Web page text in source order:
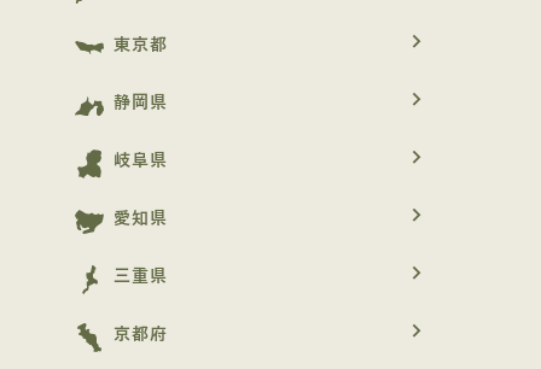
東京都 navigate_next
静岡県 navigate_next
岐阜県 navigate_next
愛知県 navigate_next
三重県 navigate_next
京都府 navigate_next